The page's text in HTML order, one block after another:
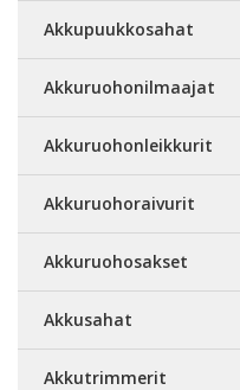
Akkupuukkosahat
Akkuruohonilmaajat
Akkuruohonleikkurit
Akkuruohoraivurit
Akkuruohosakset
Akkusahat
Akkutrimmerit